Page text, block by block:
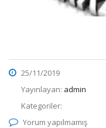
25/11/2019
Yayınlayan: admin
Kategoriler:
Yorum yapılmamış